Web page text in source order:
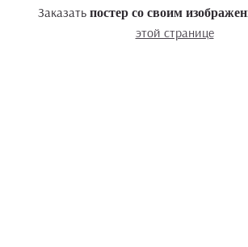
Заказать постер со своим
этой странице